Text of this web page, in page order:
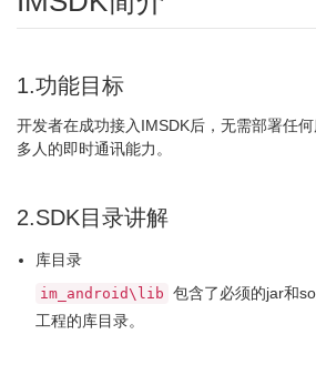
1.功能目标
开发者在成功接入IMSDK后，无需部署任
多人的即时通讯能力。
2.SDK目录讲解
库目录
im_android\lib 包含了必须的jar和
工程的库目录。